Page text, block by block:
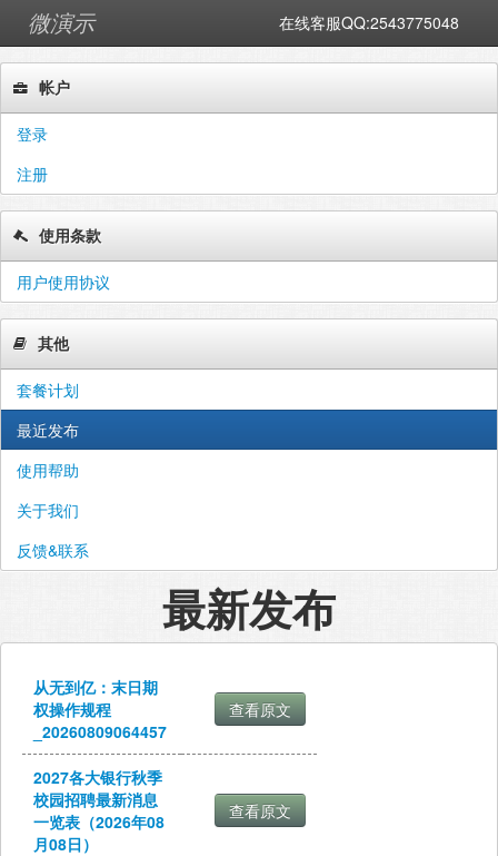
在线客服QQ:2543775048
微演示
帐户
登录
注册
使用条款
用户使用协议
其他
套餐计划
最近发布
使用帮助
关于我们
反馈&联系
最新发布
从无到亿：末日期
权操作规程
_20260809064457
2027各大银行秋季
校园招聘最新消息
一览表（2026年08
月08日）